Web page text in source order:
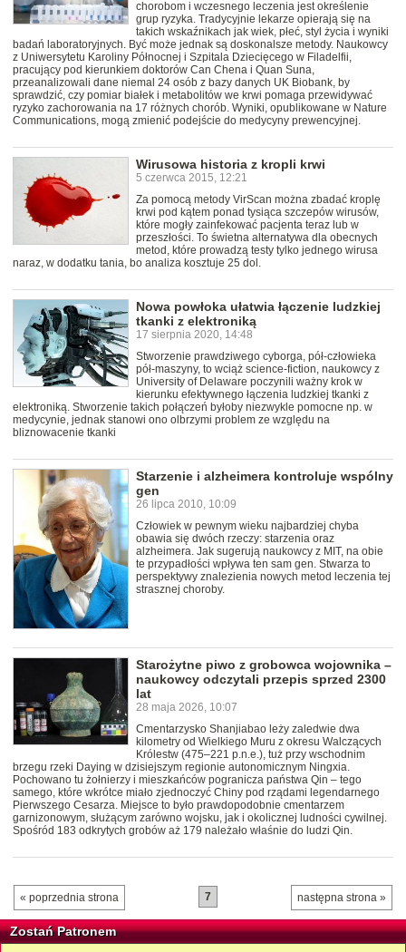
chorobom i wczesnego leczenia jest określenie
grup ryzyka. Tradycyjnie lekarze opierają się na
takich wskaźnikach jak wiek, płeć, styl życia i wyniki
badań laboratoryjnych. Być może jednak są doskonalsze metody. Naukowcy
z Uniwersytetu Karoliny Północnej i Szpitala Dziecięcego w Filadelfii,
pracujący pod kierunkiem doktorów Can Chena i Quan Suna,
przeanalizowali dane niemal 24 osób z bazy danych UK Biobank, by
sprawdzić, czy pomiar białek i metabolitów we krwi pomaga przewidywać
ryzyko zachorowania na 17 różnych chorób. Wyniki, opublikowane w Nature
Communications, mogą zmienić podejście do medycyny prewencyjnej.
Wirusowa historia z kropli krwi
5 czerwca 2015, 12:21
Za pomocą metody VirScan można zbadać kroplę
krwi pod kątem ponad tysiąca szczepów wirusów,
które mogły zainfekować pacjenta teraz lub w
przeszłości. To świetna alternatywa dla obecnych
metod, które prowadzą testy tylko jednego wirusa
naraz, w dodatku tania, bo analiza kosztuje 25 dol.
Nowa powłoka ułatwia łączenie ludzkiej
tkanki z elektroniką
17 sierpnia 2020, 14:48
Stworzenie prawdziwego cyborga, pół-człowieka
pół-maszyny, to wciąż science-fiction, naukowcy z
University of Delaware poczynili ważny krok w
kierunku efektywnego łączenia ludzkiej tkanki z
elektroniką. Stworzenie takich połączeń byłoby niezwykle pomocne np. w
medycynie, jednak stanowi ono olbrzymi problem ze względu na
bliznowacenie tkanki
Starzenie i alzheimera kontroluje wspólny
gen
26 lipca 2010, 10:09
Człowiek w pewnym wieku najbardziej chyba
obawia się dwóch rzeczy: starzenia oraz
alzheimera. Jak sugerują naukowcy z MIT, na obie
te przypadłości wpływa ten sam gen. Stwarza to
perspektywy znalezienia nowych metod leczenia tej
strasznej choroby.
Starożytne piwo z grobowca wojownika –
naukowcy odczytali przepis sprzed 2300
lat
28 maja 2026, 10:07
Cmentarzysko Shanjiabao leży zaledwie dwa
kilometry od Wielkiego Muru z okresu Walczących
Królestw (475–221 p.n.e.), tuż przy wschodnim
brzegu rzeki Daying w dzisiejszym regionie autonomicznym Ningxia.
Pochowano tu żołnierzy i mieszkańców pogranicza państwa Qin – tego
samego, które wkrótce miało zjednoczyć Chiny pod rządami legendarnego
Pierwszego Cesarza. Miejsce to było prawdopodobnie cmentarzem
garnizonowym, służącym zarówno wojsku, jak i okolicznej ludności cywilnej.
Spośród 183 odkrytych grobów aż 179 należało właśnie do ludzi Qin.
« poprzednia strona następna strona »
7
Zostań Patronem